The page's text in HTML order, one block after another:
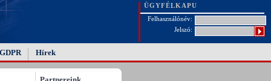
ÜGYFÉLKAPU
Felhasználónév:
Jelszó:
GDPR Hírek